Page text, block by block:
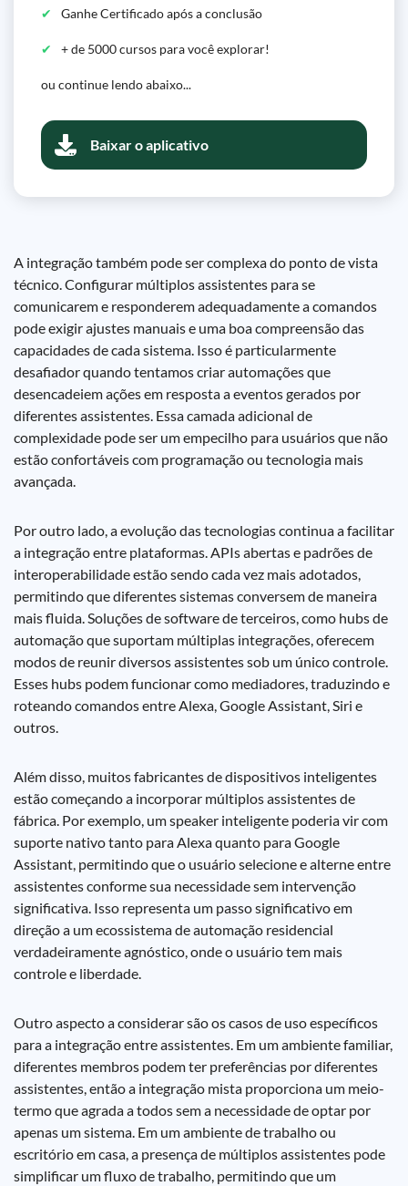
Ganhe Certificado após a conclusão
+ de 5000 cursos para você explorar!
ou continue lendo abaixo...
Baixar o aplicativo
A integração também pode ser complexa do ponto de vista
técnico. Configurar múltiplos assistentes para se
comunicarem e responderem adequadamente a comandos
pode exigir ajustes manuais e uma boa compreensão das
capacidades de cada sistema. Isso é particularmente
desafiador quando tentamos criar automações que
desencadeiem ações em resposta a eventos gerados por
diferentes assistentes. Essa camada adicional de
complexidade pode ser um empecilho para usuários que não
estão confortáveis com programação ou tecnologia mais
avançada.
Por outro lado, a evolução das tecnologias continua a facilitar
a integração entre plataformas. APIs abertas e padrões de
interoperabilidade estão sendo cada vez mais adotados,
permitindo que diferentes sistemas conversem de maneira
mais fluida. Soluções de software de terceiros, como hubs de
automação que suportam múltiplas integrações, oferecem
modos de reunir diversos assistentes sob um único controle.
Esses hubs podem funcionar como mediadores, traduzindo e
roteando comandos entre Alexa, Google Assistant, Siri e
outros.
Além disso, muitos fabricantes de dispositivos inteligentes
estão começando a incorporar múltiplos assistentes de
fábrica. Por exemplo, um speaker inteligente poderia vir com
suporte nativo tanto para Alexa quanto para Google
Assistant, permitindo que o usuário selecione e alterne entre
assistentes conforme sua necessidade sem intervenção
significativa. Isso representa um passo significativo em
direção a um ecossistema de automação residencial
verdadeiramente agnóstico, onde o usuário tem mais
controle e liberdade.
Outro aspecto a considerar são os casos de uso específicos
para a integração entre assistentes. Em um ambiente familiar,
diferentes membros podem ter preferências por diferentes
assistentes, então a integração mista proporciona um meio-
termo que agrada a todos sem a necessidade de optar por
apenas um sistema. Em um ambiente de trabalho ou
escritório em casa, a presença de múltiplos assistentes pode
simplificar um fluxo de trabalho, permitindo que um